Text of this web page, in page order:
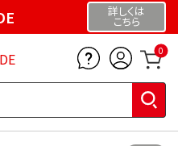
詳しくは
こちら
0